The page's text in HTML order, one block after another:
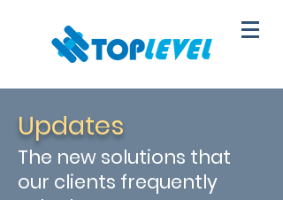
Updates
The new solutions that
our clients frequently